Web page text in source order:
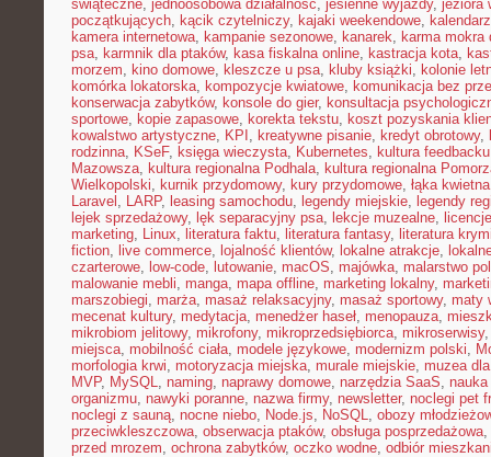
świąteczne, jednoosobowa działalność, jesienne wyjazdy, jeziora
początkujących, kącik czytelniczy, kajaki weekendowe,
kamera internetowa, kampanie sezonowe, kanarek, karma mokra
psa, karmnik dla ptaków, kasa fiskalna online, kastracja kota,
morzem, kino domowe, kleszcze u psa, kluby książki, kolonie
komórka lokatorska, kompozycje kwiatowe, komunikacja bez
konserwacja zabytków, konsole do gier, konsultacja
sportowe, kopie zapasowe, korekta tekstu, koszt pozyskania
kowalstwo artystyczne, KPI , kreatywne pisanie, kredyt obrotowy,
rodzinna, KSeF, księga wieczysta, Kubernetes, kultura feedbacku
Mazowsza, kultura regionalna Podhala, kultura regionalna
Wielkopolski, kurnik przydomowy, kury przydomowe, łąka kwietna
Laravel , LARP, leasing samochodu, legendy miejskie, legendy
lejek sprzedażowy, lęk separacyjny psa, lekcje muzealne, licencje
marketing, Linux, literatura faktu, literatura fantasy, literatura
fiction, live commerce, lojalność klientów, lokalne atrakcje,
czarterowe, low-code, lutowanie, macOS, majówka, malarstwo
malowanie mebli, manga, mapa offline, marketing lokalny,
marszobiegi, marża, masaż relaksacyjny, masaż sportowy, maty
mecenat kultury, medytacja, menedżer haseł, menopauza,
mikrobiom jelitowy, mikrofony, mikroprzedsiębiorca, mikroserwisy
miejsca, mobilność ciała, modele językowe, modernizm polski,
morfologia krwi, motoryzacja miejska, murale miejskie, muzea
MVP, MySQL, naming, naprawy domowe, narzędzia SaaS, nauka
organizmu, nawyki poranne, nazwa firmy, newsletter, noclegi pet
noclegi z sauną, nocne niebo, Node.js, NoSQL, obozy
przeciwkleszczowa, obserwacja ptaków, obsługa posprzedażowa,
przed mrozem, ochrona zabytków, oczko wodne, odbiór